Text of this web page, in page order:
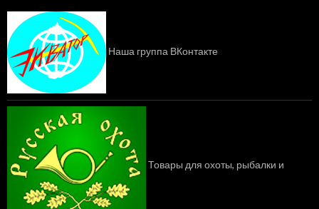
Наша группа ВКонтакте
Товары для охоты, рыбалки и